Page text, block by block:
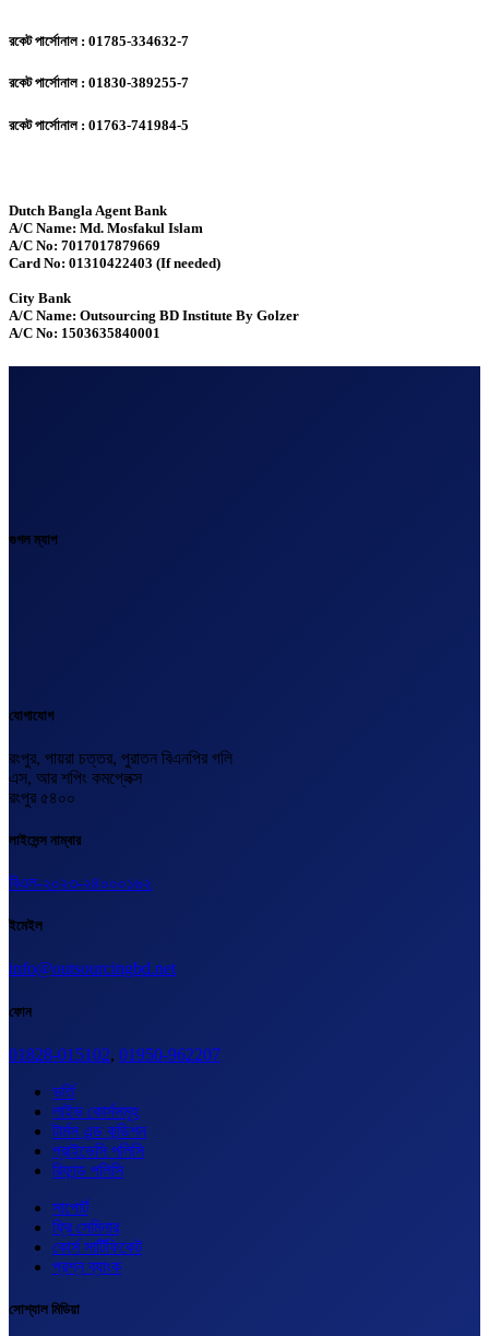
রকেট পার্সোনাল : 01785-334632-7
রকেট পার্সোনাল : 01830-389255-7
রকেট পার্সোনাল : 01763-741984-5
Dutch Bangla Agent Bank
A/C Name: Md. Mosfakul Islam
A/C No: 7017017879669
Card No: 01310422403 (If needed)
City Bank
A/C Name: Outsourcing BD Institute By Golzer
A/C No: 1503635840001
গুগল ম্যাপ
যোগাযোগ
রংপুর, পায়রা চত্তর, পুরাতন বিএনপির গলি
এস, আর শপিং কমপ্লেক্স
রংপুর ৫৪০০
লাইসেন্স নাম্বার
বিএল-২০২৩-২৪০০০১৬২
ইমেইল
info@outsourcingbd.net
ফোন
01828-015102, 01950-962207
ভর্তি
লাইভ কোর্সসমূহ
টার্মস এন্ড কন্ডিশন
প্রাইভেসি পলিসি
রিফান্ড পলিসি
সাপোর্ট
ফ্রি সেমিনার
কোর্স সার্টিফিকেট
প্রশ্ন ব্যাংক
সোশ্যাল মিডিয়া